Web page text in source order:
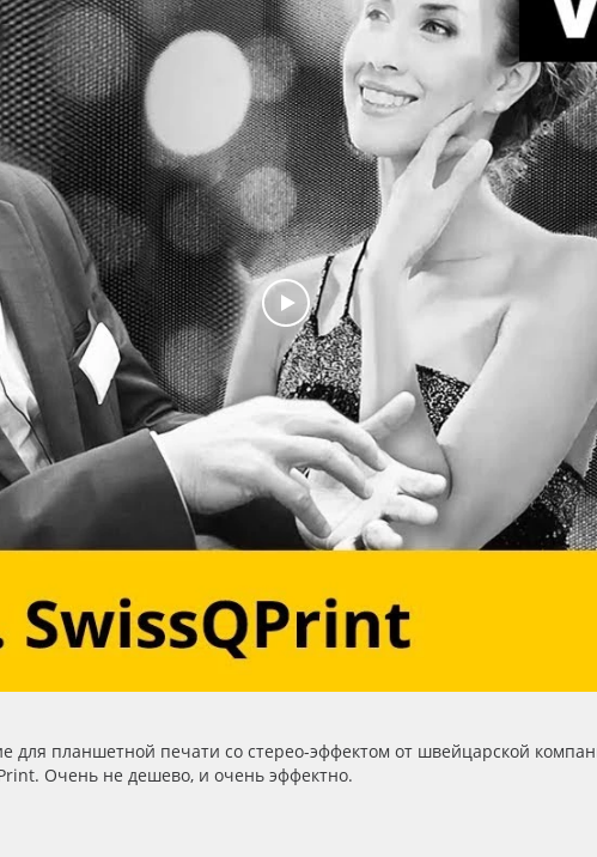
для планшетной печати со стерео-эффектом от швейцарской
Очень не дешево, и очень эффектно.